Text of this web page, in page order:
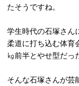
たそうですね。
学生時代の石塚さん
柔道に打ち込む体育
㎏前半とやせ型だっ
そんな石塚さんが芸